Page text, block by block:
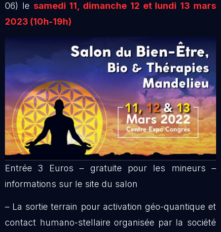
06) le samedi 11, dimanche 12 et lundi 13 mars
2023 (10h-19h)
Entrée 3 Euros – gratuite pour les mineurs –
informations sur le site du salon
– La sortie terrain pour activation géo-quantique et
contact humano-stellaire organisée par la société